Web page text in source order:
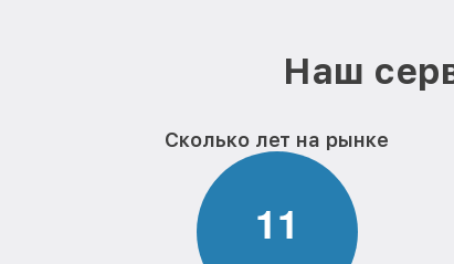
Наш
Сколько лет на рынке
11